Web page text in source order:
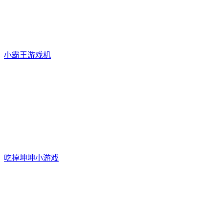
小霸王游戏机
吃掉坤坤小游戏